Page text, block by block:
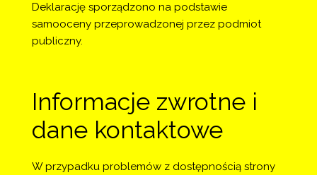
Deklarację sporządzono na podstawie
samooceny przeprowadzonej przez podmiot
publiczny.
Informacje zwrotne i
dane kontaktowe
W przypadku problemów z dostępnością strony